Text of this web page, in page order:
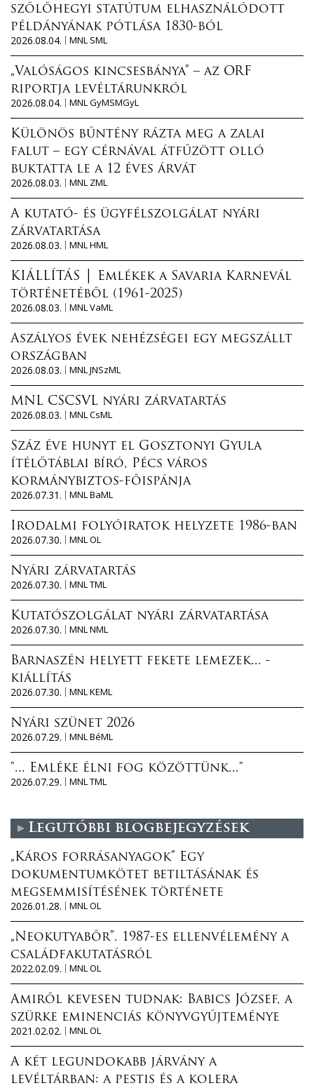
szőlőhegyi statútum elhasználódott
példányának pótlása 1830-ból
2026.08.04.
MNL SML
„Valóságos kincsesbánya” – az ORF
riportja levéltárunkról
2026.08.04.
MNL GyMSMGyL
Különös bűntény rázta meg a zalai
falut – egy cérnával átfűzött olló
buktatta le a 12 éves árvát
2026.08.03.
MNL ZML
A kutató- és ügyfélszolgálat nyári
zárvatartása
2026.08.03.
MNL HML
KIÁLLÍTÁS │ Emlékek a Savaria Karnevál
történetéből (1961-2025)
2026.08.03.
MNL VaML
Aszályos évek nehézségei egy megszállt
országban
2026.08.03.
MNL JNSzML
MNL CSCSVL nyári zárvatartás
2026.08.03.
MNL CsML
Száz éve hunyt el Gosztonyi Gyula
ítélőtáblai bíró, Pécs város
kormánybiztos-főispánja
2026.07.31.
MNL BaML
Irodalmi folyóiratok helyzete 1986-ban
2026.07.30.
MNL OL
Nyári zárvatartás
2026.07.30.
MNL TML
Kutatószolgálat nyári zárvatartása
2026.07.30.
MNL NML
Barnaszén helyett fekete lemezek... -
kiállítás
2026.07.30.
MNL KEML
Nyári szünet 2026
2026.07.29.
MNL BéML
"... Emléke élni fog közöttünk..."
2026.07.29.
MNL TML
Legutóbbi blogbejegyzések
„Káros forrásanyagok” Egy
dokumentumkötet betiltásának és
megsemmisítésének története
2026.01.28.
MNL OL
„Neokutyabőr”. 1987-es ellenvélemény a
családfakutatásról
2022.02.09.
MNL OL
Amiről kevesen tudnak: Babics József, a
szürke eminenciás könyvgyűjteménye
2021.02.02.
MNL OL
A két legundokabb járvány a
levéltárban: a pestis és a kolera